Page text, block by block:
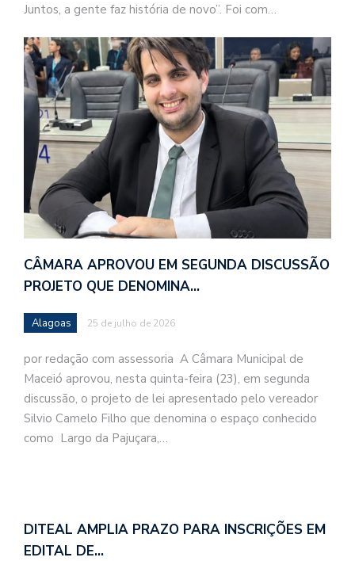
Juntos, a gente faz história de novo”. Foi com…
CÂMARA APROVOU EM SEGUNDA DISCUSSÃO
PROJETO QUE DENOMINA…
Alagoas 25 de julho de 2026
por redação com assessoria A Câmara Municipal de
Maceió aprovou, nesta quinta-feira (23), em segunda
discussão, o projeto de lei apresentado pelo vereador
Silvio Camelo Filho que denomina o espaço conhecido
como Largo da Pajuçara,…
DITEAL AMPLIA PRAZO PARA INSCRIÇÕES EM
EDITAL DE…